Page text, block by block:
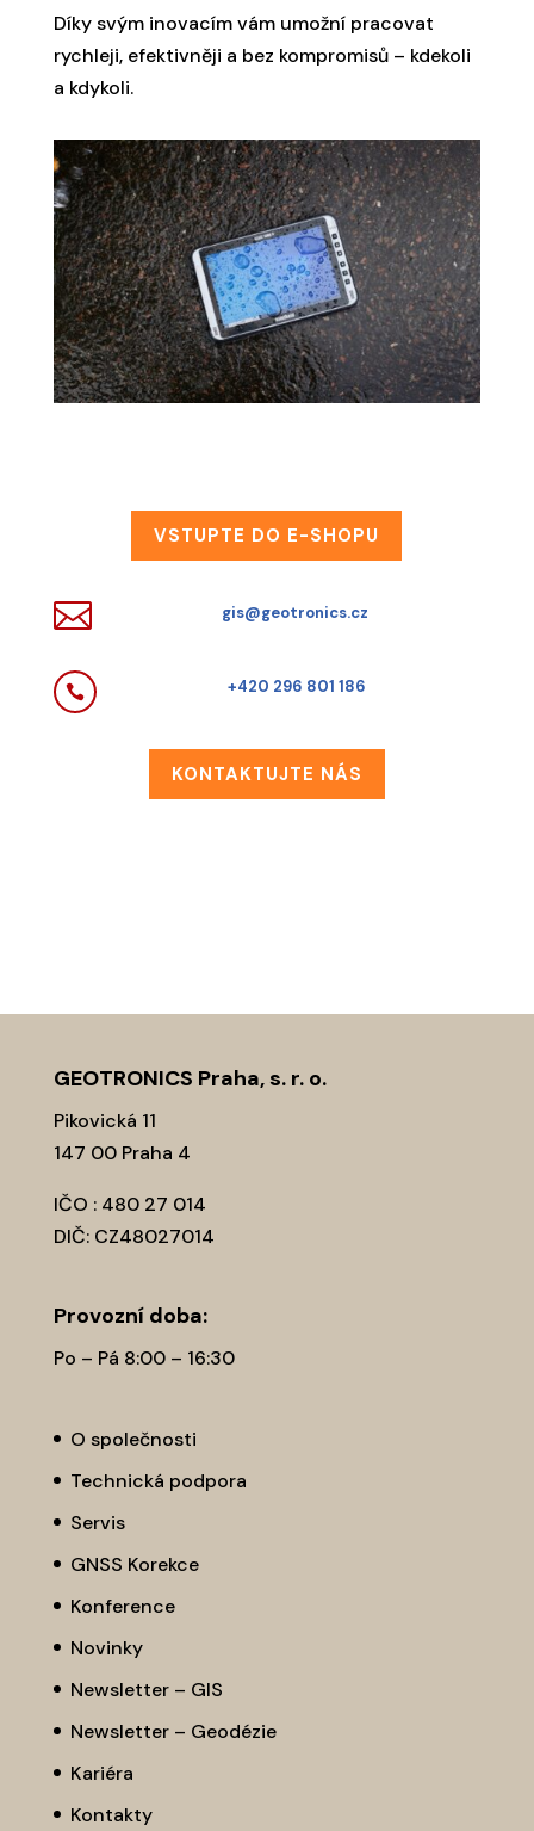
Díky svým inovacím vám umožní pracovat
rychleji, efektivněji a bez kompromisů – kdekoli
a kdykoli.
VSTUPTE DO E-SHOPU
 gis@geotronics.cz
 +420 296 801 186
KONTAKTUJTE NÁS
GEOTRONICS Praha, s. r. o.
Pikovická 11
147 00 Praha 4
IČO : 480 27 014
DIČ: CZ48027014
Provozní­ doba:
Po – Pá 8:00 – 16:30
O společnosti
Technická podpora
Servis
GNSS Korekce
Konference
Novinky
Newsletter – GIS
Newsletter – Geodézie
Kariéra
Kontakty